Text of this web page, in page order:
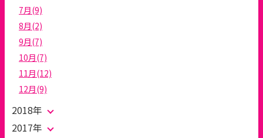
7月(9)
8月(2)
9月(7)
10月(7)
11月(12)
12月(9)
2018年
2017年